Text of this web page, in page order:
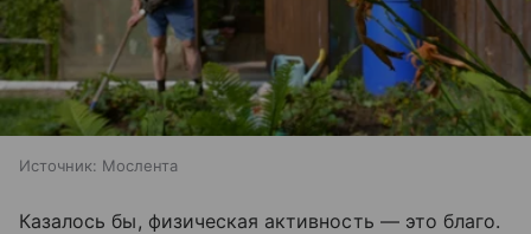
Источник: Мослента
Казалось бы, физическая активность — это благо.